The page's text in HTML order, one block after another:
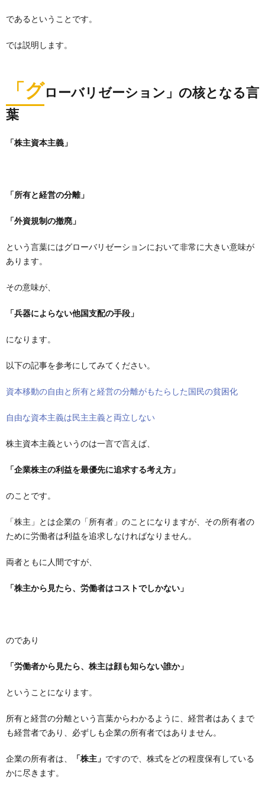
であるということです。
では説明します。
「グローバリゼーション」の核となる言
葉
「株主資本主義」
「所有と経営の分離」
「外資規制の撤廃」
という言葉にはグローバリゼーションにおいて非常に大きい意味が
あります。
その意味が、
「兵器によらない他国支配の手段」
になります。
以下の記事を参考にしてみてください。
資本移動の自由と所有と経営の分離がもたらした国民の貧困化
自由な資本主義は民主主義と両立しない
株主資本主義というのは一言で言えば、
「企業株主の利益を最優先に追求する考え方」
のことです。
「株主」とは企業の「所有者」のことになりますが、その所有者の
ために労働者は利益を追求しなければなりません。
両者ともに人間ですが、
「株主から見たら、労働者はコストでしかない」
のであり
「労働者から見たら、株主は顔も知らない誰か」
ということになります。
所有と経営の分離という言葉からわかるように、経営者はあくまで
も経営者であり、必ずしも企業の所有者ではありません。
企業の所有者は、 「株主」 ですので、株式をどの程度保有している
かに尽きます。